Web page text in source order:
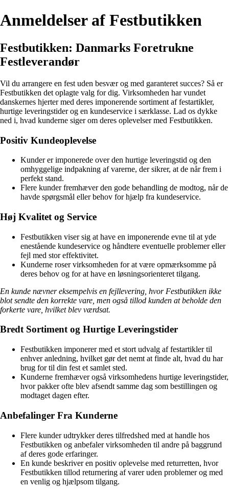
Anmeldelser af Festbutikken
Festbutikken: Danmarks Foretrukne
Festleverandør
Vil du arrangere en fest uden besvær og med garanteret succes? Så er
Festbutikken det oplagte valg for dig. Virksomheden har vundet
danskernes hjerter med deres imponerende sortiment af festartikler,
hurtige leveringstider og en kundeservice i særklasse. Lad os dykke
ned i, hvad kunderne siger om deres oplevelser med Festbutikken.
Positiv Kundeoplevelse
Kunder er imponerede over den hurtige leveringstid og den
omhyggelige indpakning af varerne, der sikrer, at de når frem i
perfekt stand.
Flere kunder fremhæver den gode behandling de modtog, når de
havde spørgsmål eller behov for hjælp fra kundeservice.
Høj Kvalitet og Service
Festbutikken viser sig at have en imponerende evne til at yde
enestående kundeservice og håndtere eventuelle problemer eller
fejl med stor effektivitet.
Kunderne roser virksomheden for at være opmærksomme på
deres behov og for at have en løsningsorienteret tilgang.
En kunde nævner eksempelvis en fejllevering, hvor Festbutikken ikke
blot sendte den korrekte vare, men også tillod kunden at beholde den
forkerte vare, hvilket blev værdsat.
Bredt Sortiment og Hurtige Leveringstider
Festbutikken imponerer med et stort udvalg af festartikler til
enhver anledning, hvilket gør det nemt at finde alt, hvad du har
brug for til din fest et samlet sted.
Kunderne fremhæver også virksomhedens hurtige leveringstider,
hvor pakker ofte blev afsendt samme dag som bestillingen og
modtaget dagen efter.
Anbefalinger Fra Kunderne
Flere kunder udtrykker deres tilfredshed med at handle hos
Festbutikken og anbefaler virksomheden til andre på baggrund
af deres gode erfaringer.
En kunde beskriver en positiv oplevelse med returretten, hvor
Festbutikken tillod returnering af varer uden problemer og med
en venlig og hjælpsom tilgang.